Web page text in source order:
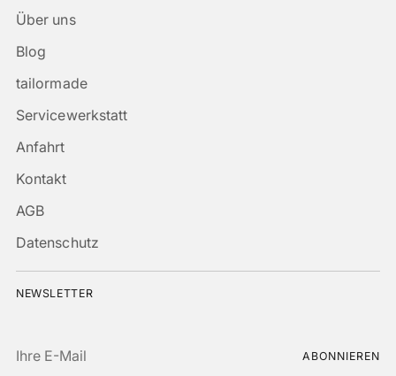
Über uns
Blog
tailormade
Servicewerkstatt
Anfahrt
Kontakt
AGB
Datenschutz
NEWSLETTER
E-
ABONNIEREN